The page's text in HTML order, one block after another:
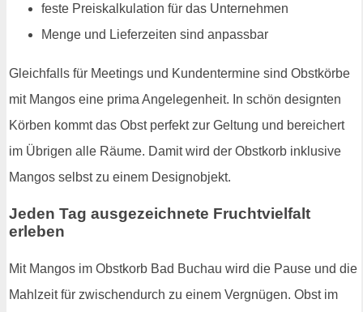
feste Preiskalkulation für das Unternehmen
Menge und Lieferzeiten sind anpassbar
Gleichfalls für Meetings und Kundentermine sind Obstkörbe
mit Mangos eine prima Angelegenheit. In schön designten
Körben kommt das Obst perfekt zur Geltung und bereichert
im Übrigen alle Räume. Damit wird der Obstkorb inklusive
Mangos selbst zu einem Designobjekt.
Jeden Tag ausgezeichnete Fruchtvielfalt
erleben
Mit Mangos im Obstkorb Bad Buchau wird die Pause und die
Mahlzeit für zwischendurch zu einem Vergnügen. Obst im